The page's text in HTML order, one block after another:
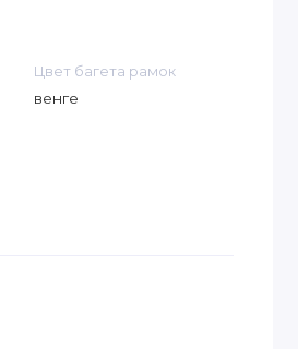
Цвет багета рамок
венге